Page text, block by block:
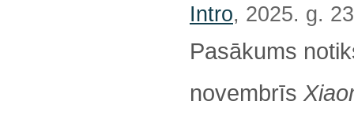
Intro, 2025. g.
Pasākums
novembrīs